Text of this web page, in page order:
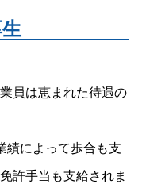
員は恵まれた待遇の
績によって歩合も支
許手当も支給されま